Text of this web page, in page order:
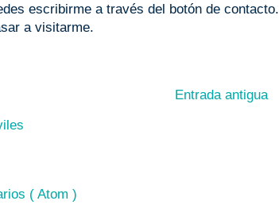
escribirme a través del botón de contacto.
a visitarme.
Entrada antigua
( Atom )